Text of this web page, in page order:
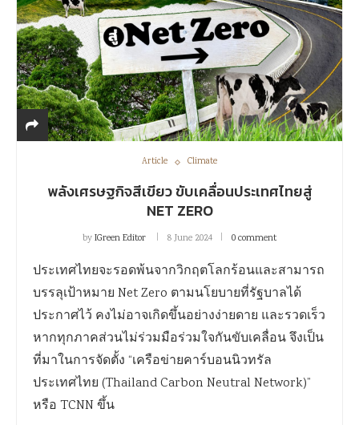
Article Climate
พลังเศรษฐกิจสีเขียว ขับเคลื่อนประเทศไทยสู่
NET ZERO
byIGreen Editor 8 June 2024 0 comment
ประเทศไทยจะรอดพ้นจากวิกฤตโลกร้อนและสามารถ
บรรลุเป้าหมาย Net Zero ตามนโยบายที่รัฐบาลได้
ประกาศไว้ คงไม่อาจเกิดขึ้นอย่างง่ายดาย และรวดเร็ว
หากทุกภาคส่วนไม่ร่วมมือร่วมใจกันขับเคลื่อน จึงเป็น
ที่มาในการจัดตั้ง “เครือข่ายคาร์บอนนิวทรัล
ประเทศไทย (Thailand Carbon Neutral Network)”
หรือ TCNN ขึ้น